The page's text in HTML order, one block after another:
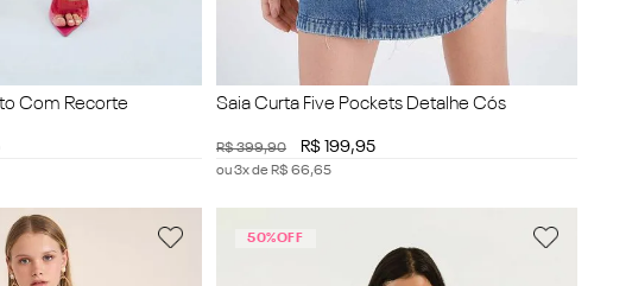
Com Recorte Saia Curta Five Pockets Detalhe Cós
R$399,90 R$ 199,95
ou3x de R$ 66,65
50%OFF